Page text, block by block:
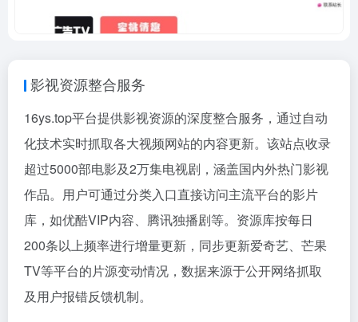
影视资源整合服务
16ys.top平台提供影视资源的深度整合服务，通过自动
化技术实时抓取各大视频网站的内容更新。该站点收录
超过5000部电影及2万集电视剧，涵盖国内外热门影视
作品。用户可通过分类入口直接访问主流平台的影片
库，如优酷VIP内容、腾讯独播剧等。资源库按每日
200条以上频率进行增量更新，同步更新爱奇艺、芒果
TV等平台的片源变动情况，数据来源于公开网络抓取
及用户报错反馈机制。